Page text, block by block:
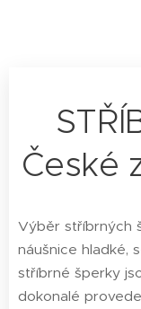
České
Výběr stříbrných
náušnice hladké,
stříbrné šperky
dokonalé